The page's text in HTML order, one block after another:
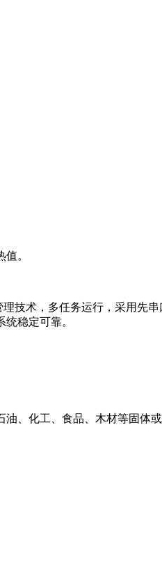
。
技术，多任务运行，采用先
稳定可靠。
、化工、食品、木材等固体或